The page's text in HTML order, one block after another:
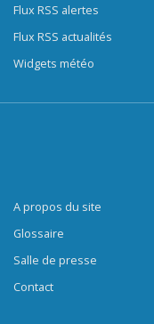
Flux RSS alertes
Flux RSS actualités
Widgets météo
A propos du site
Glossaire
Salle de presse
Contact